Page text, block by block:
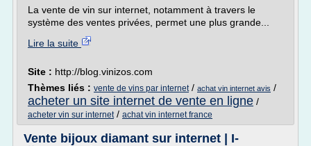
La vente de vin sur internet, notamment à travers le
système des ventes privées, permet une plus grande...
Lire la suite
Site : http://blog.vinizos.com
Thèmes liés : vente de vins par internet/ achat vin internet avis /
acheter un site internet de vente en ligne /
acheter vin sur internet/ achat vin internet france
Vente bijoux diamant sur internet | I-